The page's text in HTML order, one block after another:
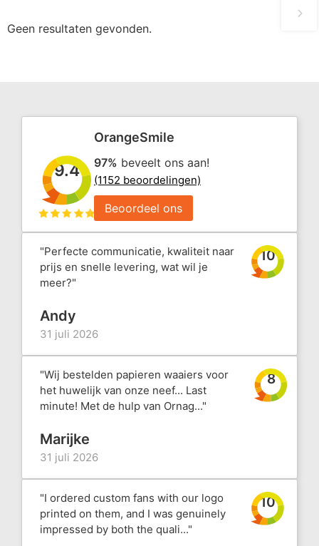
Geen resultaten gevonden.
9.4
OrangeSmile
97% beveelt ons aan!
(1152 beoordelingen)
Beoordeel ons
"Perfecte communicatie, kwaliteit naar
prijs en snelle levering, wat wil je
meer?"
10
Andy
31 juli 2026
"Wij bestelden papieren waaiers voor
het huwelijk van onze neef... Last
minute! Met de hulp van Ornag..."
8
Marijke
31 juli 2026
"I ordered custom fans with our logo
printed on them, and I was genuinely
impressed by both the quali..."
10